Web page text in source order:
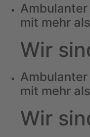
mit mehr
Wir
mit mehr
Wir